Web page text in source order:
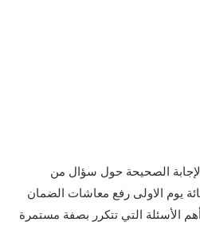
الصحيحة حول سؤال من
يوم الاولى رفع معاشات الضمان
الأسئلة التي تتكرر بصفة مستمرة